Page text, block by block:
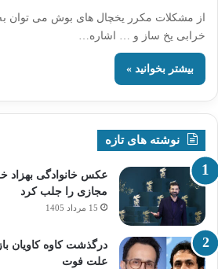
از مشکلات مکرر یخچال های بوش می توان
خرابی یخ ساز و … اشاره…
بیشتر بخوانید »
نوشته های تازه
عکس خانوادگی بهزاد
مجازی را جلب کرد
15 مرداد 1405
درگذشت کاوه کاویان
علت فوت